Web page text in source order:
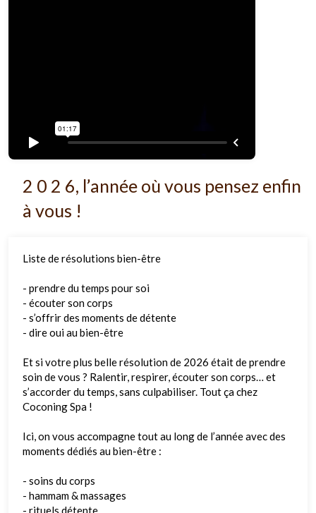
2 0 2 6, l’année où vous pensez enfin
à vous !
Liste de résolutions bien-être
- prendre du temps pour soi
- écouter son corps
- s’offrir des moments de détente
- dire oui au bien-être
Et si votre plus belle résolution de 2026 était de prendre
soin de vous ? Ralentir, respirer, écouter son corps… et
s’accorder du temps, sans culpabiliser. Tout ça chez
Coconing Spa !
Ici, on vous accompagne tout au long de l’année avec des
moments dédiés au bien-être :
- soins du corps
- hammam & massages
- rituels détente